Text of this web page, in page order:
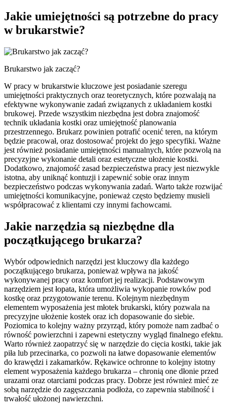
Jakie umiejętności są potrzebne do pracy
w brukarstwie?
Brukarstwo jak zacząć?
W pracy w brukarstwie kluczowe jest posiadanie szeregu
umiejętności praktycznych oraz teoretycznych, które pozwalają na
efektywne wykonywanie zadań związanych z układaniem kostki
brukowej. Przede wszystkim niezbędna jest dobra znajomość
technik układania kostki oraz umiejętność planowania
przestrzennego. Brukarz powinien potrafić ocenić teren, na którym
będzie pracował, oraz dostosować projekt do jego specyfiki. Ważne
jest również posiadanie umiejętności manualnych, które pozwolą na
precyzyjne wykonanie detali oraz estetyczne ułożenie kostki.
Dodatkowo, znajomość zasad bezpieczeństwa pracy jest niezwykle
istotna, aby uniknąć kontuzji i zapewnić sobie oraz innym
bezpieczeństwo podczas wykonywania zadań. Warto także rozwijać
umiejętności komunikacyjne, ponieważ często będziemy musieli
współpracować z klientami czy innymi fachowcami.
Jakie narzędzia są niezbędne dla
początkującego brukarza?
Wybór odpowiednich narzędzi jest kluczowy dla każdego
początkującego brukarza, ponieważ wpływa na jakość
wykonywanej pracy oraz komfort jej realizacji. Podstawowym
narzędziem jest łopata, która umożliwia wykopanie rowków pod
kostkę oraz przygotowanie terenu. Kolejnym niezbędnym
elementem wyposażenia jest młotek brukarski, który pozwala na
precyzyjne ułożenie kostek oraz ich dopasowanie do siebie.
Poziomica to kolejny ważny przyrząd, który pomoże nam zadbać o
równość powierzchni i zapewni estetyczny wygląd finalnego efektu.
Warto również zaopatrzyć się w narzędzie do cięcia kostki, takie jak
piła lub przecinarka, co pozwoli na łatwe dopasowanie elementów
do krawędzi i zakamarków. Rękawice ochronne to kolejny istotny
element wyposażenia każdego brukarza – chronią one dłonie przed
urazami oraz otarciami podczas pracy. Dobrze jest również mieć ze
sobą narzędzie do zagęszczania podłoża, co zapewnia stabilność i
trwałość ułożonej nawierzchni.